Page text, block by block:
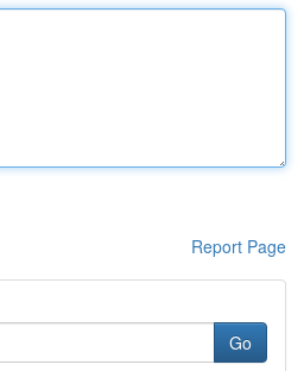
Report Page
Go